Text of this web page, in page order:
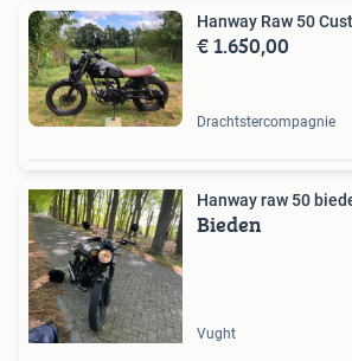
Hanway Raw 50
€ 1.650,00
Drachtstercompagnie
Hanway raw 50
Bieden
Vught